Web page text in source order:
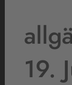
19.